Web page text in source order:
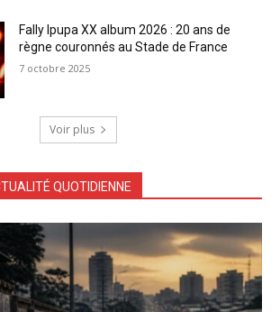
Fally Ipupa XX album 2026 : 20 ans de
règne couronnés au Stade de France
7 octobre 2025
Voir plus
QUOTIDIENNE